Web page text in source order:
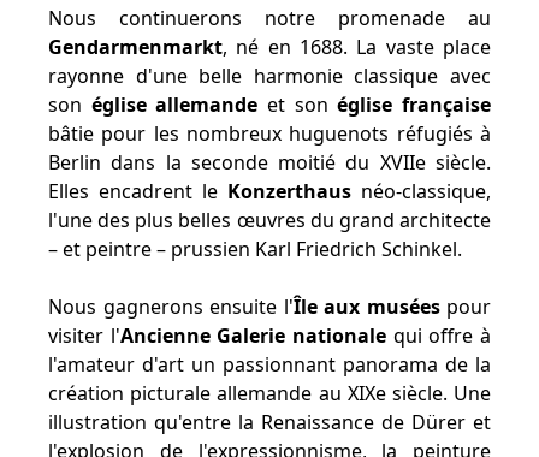
Nous continuerons notre promenade au
Gendarmenmarkt, né en 1688. La vaste place
rayonne d'une belle harmonie classique avec
son église allemande et sonéglise française
bâtie pour les nombreux huguenots réfugiés à
Berlin dans la seconde moitié du XVIIe siècle.
Elles encadrent le Konzerthaus néo-classique,
l'une des plus belles œuvres du grand architecte
– et peintre – prussien Karl Friedrich Schinkel.
Nous gagnerons ensuite l'Île aux muséespour
visiter l'Ancienne Galerie nationale qui offre à
l'amateur d'art un passionnant panorama de la
création picturale allemande au XIXe siècle. Une
illustration qu'entre la Renaissance de Dürer et
l'explosion de l'expressionnisme, la peinture